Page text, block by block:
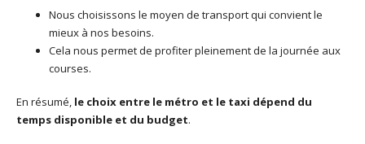
Nous choisissons le moyen de transport qui convient le
mieux à nos besoins.
Cela nous permet de profiter pleinement de la journée aux
courses.
En résumé, le choix entre le métro et le taxi dépend du
temps disponible et du budget.